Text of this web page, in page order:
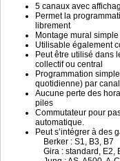
5 canaux avec
Permet la
librement
Montage mural simple
Utilisable également
Peut être utilisé dans
collectif ou central
Programmation
quotidienne) par canal
Aucune perte des
piles
Commutateur pour
automatique.
Peut s’intégrer à des
Berker : S1, B3, B7
Gira : standard, E2,